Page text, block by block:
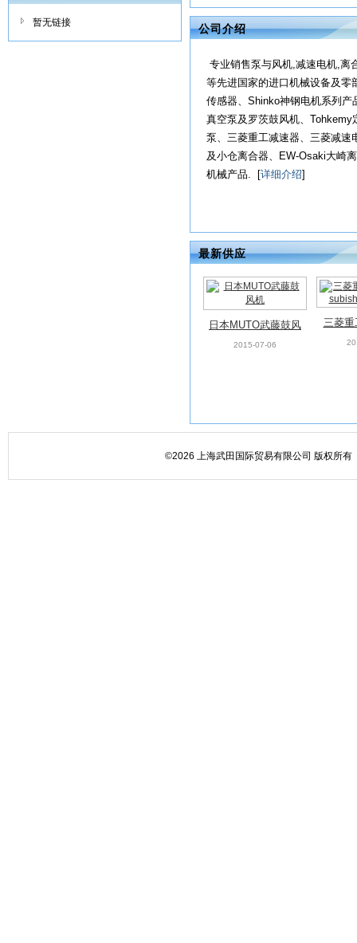
暂无链接 公司介绍
专业销售泵与风机,减速电机,离
等先进国家的进口机械设备及零
传感器、Shinko神钢电机系列
真空泵及罗茨鼓风机、
泵、三菱重工减速器、三菱减速
及小仓离合器、EW-Osaki大崎
机械产品. [详细介绍]
最新供应
日本MUTO武藤鼓风
机
2015-07-06
三菱重
©2026 上海武田国际贸易有限公司 版权所